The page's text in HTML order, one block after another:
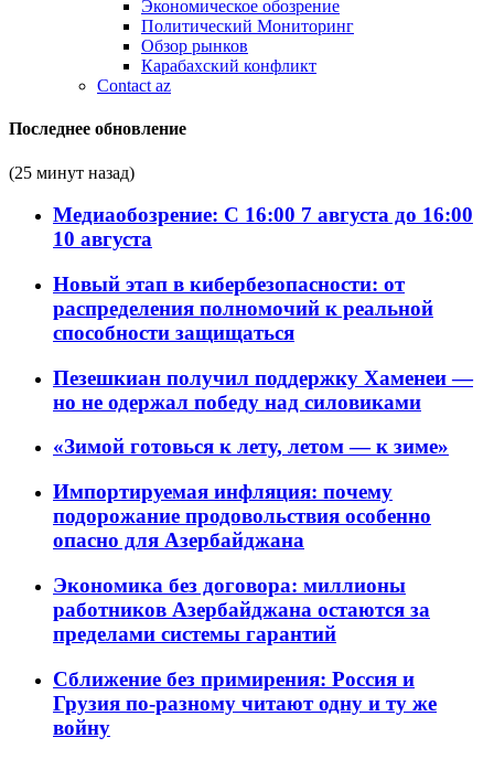
Экономическое обозрение
Политический Мониторинг
Обзор рынков
Карабахский конфликт
Contact az
Последнее обновление
(25 минут назад)
Медиаобозрение: С 16:00 7 августа до 16:00
10 августа
Новый этап в кибербезопасности: от
распределения полномочий к реальной
способности защищаться
Пезешкиан получил поддержку Хаменеи —
но не одержал победу над силовиками
«Зимой готовься к лету, летом — к зиме»
Импортируемая инфляция: почему
подорожание продовольствия особенно
опасно для Азербайджана
Экономика без договора: миллионы
работников Азербайджана остаются за
пределами системы гарантий
Сближение без примирения: Россия и
Грузия по-разному читают одну и ту же
войну